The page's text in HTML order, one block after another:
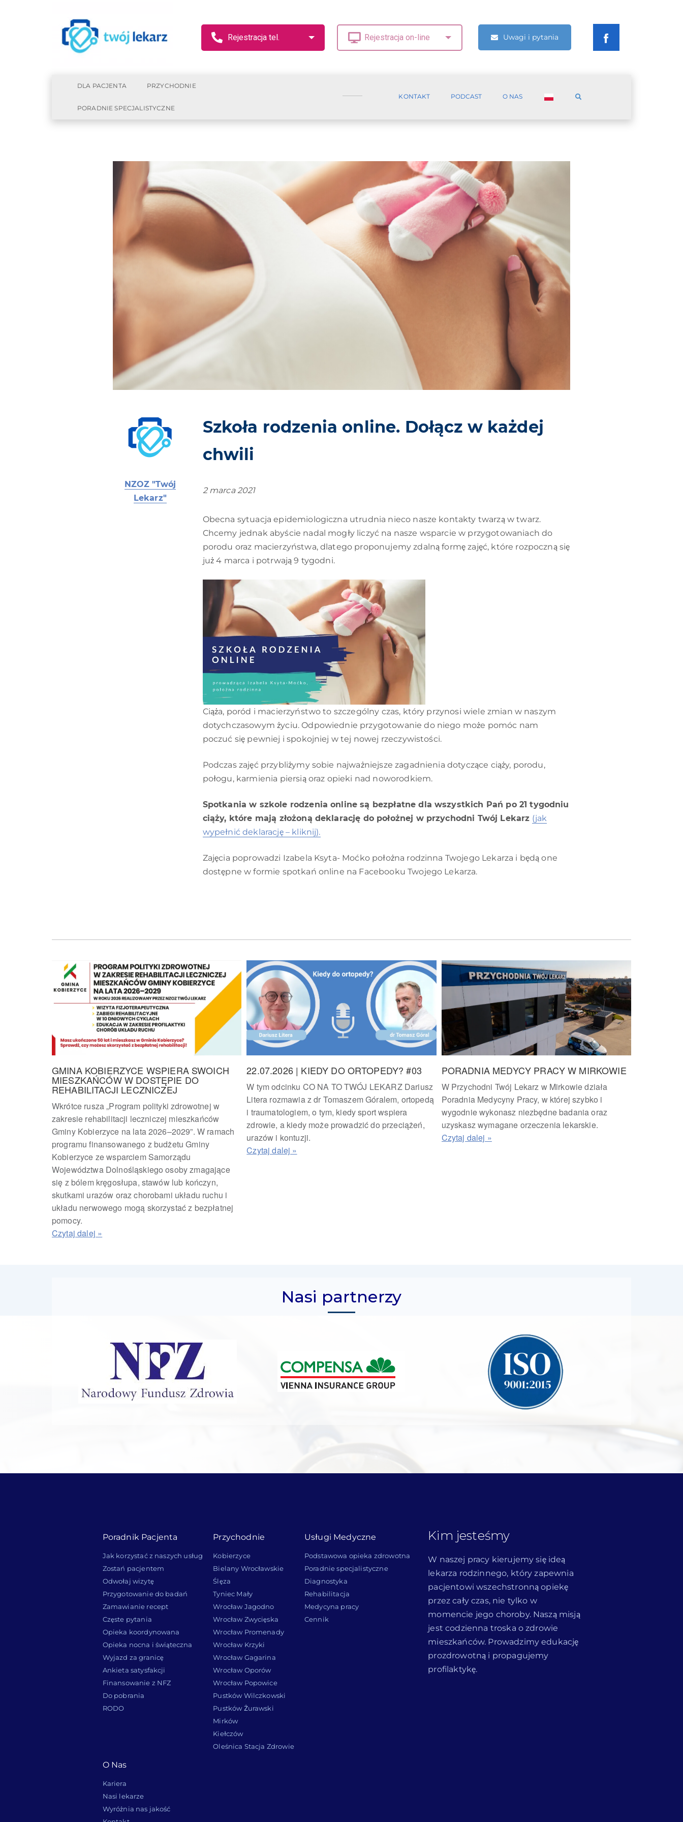
Uwagi i pytania
DLA PACJENTA PRZYCHODNIE
PORADNIE SPECJALISTYCZNE
KONTAKT PODCAST O NAS
NZOZ "Twój
Lekarz"
Szkoła rodzenia online. Dołącz w każdej
chwili
2 marca 2021
Obecna sytuacja epidemiologiczna utrudnia nieco nasze kontakty twarzą w twarz.
Chcemy jednak abyście nadal mogły liczyć na nasze wsparcie w przygotowaniach do
porodu oraz macierzyństwa, dlatego proponujemy zdalną formę zajęć, które rozpoczną się
już 4 marca i potrwają 9 tygodni.
Ciąża, poród i macierzyństwo to szczególny czas, który przynosi wiele zmian w naszym
dotychczasowym życiu. Odpowiednie przygotowanie do niego może pomóc nam
poczuć się pewniej i spokojniej w tej nowej rzeczywistości.
Podczas zajęć przybliżymy sobie najważniejsze zagadnienia dotyczące ciąży, porodu,
połogu, karmienia piersią oraz opieki nad noworodkiem.
Spotkania w szkole rodzenia online są bezpłatne dla wszystkich Pań po 21 tygodniu
ciąży, które mają złożoną deklarację do położnej w przychodni Twój Lekarz (jak
wypełnić deklarację – kliknij).
Zajęcia poprowadzi Izabela Ksyta- Moćko położna rodzinna Twojego Lekarza i będą one
dostępne w formie spotkań online na Facebooku Twojego Lekarza.
GMINA KOBIERZYCE WSPIERA SWOICH
MIESZKAŃCÓW W DOSTĘPIE DO
REHABILITACJI LECZNICZEJ
Wkrótce rusza „Program polityki zdrowotnej w
zakresie rehabilitacji leczniczej mieszkańców
Gminy Kobierzyce na lata 2026–2029”. W ramach
programu finansowanego z budżetu Gminy
Kobierzyce ze wsparciem Samorządu
Województwa Dolnośląskiego osoby zmagające
się z bólem kręgosłupa, stawów lub kończyn,
skutkami urazów oraz chorobami układu ruchu i
układu nerwowego mogą skorzystać z bezpłatnej
pomocy.
22.07.2026 | KIEDY DO ORTOPEDY? #03
W tym odcinku CO NA TO TWÓJ LEKARZ Dariusz
Litera rozmawia z dr Tomaszem Góralem, ortopedą
i traumatologiem, o tym, kiedy sport wspiera
zdrowie, a kiedy może prowadzić do przeciążeń,
urazów i kontuzji.
PORADNIA MEDYCY PRACY W MIRKOWIE
W Przychodni Twój Lekarz w Mirkowie działa
Poradnia Medycyny Pracy, w której szybko i
wygodnie wykonasz niezbędne badania oraz
uzyskasz wymagane orzeczenia lekarskie.
Nasi partnerzy
Poradnik Pacjenta
Jak korzystać z naszych usług
Zostań pacjentem
Odwołaj wizytę
Przygotowanie do badań
Zamawianie recept
Częste pytania
Opieka koordynowana
Opieka nocna i świąteczna
Wyjazd za granicę
Ankieta satysfakcji
Finansowanie z NFZ
Do pobrania
RODO
Przychodnie
Kobierzyce
Bielany Wrocławskie
Ślęza
Tyniec Mały
Wrocław Jagodno
Wrocław Zwycięska
Wrocław Promenady
Wrocław Krzyki
Wrocław Gagarina
Wrocław Oporów
Wrocław Popowice
Pustków Wilczkowski
Pustków Żurawski
Mirków
Kiełczów
Oleśnica Stacja Zdrowie
Usługi Medyczne
Podstawowa opieka zdrowotna
Poradnie specjalistyczne
Diagnostyka
Rehabilitacja
Medycyna pracy
Cennik
O Nas
Kariera
Nasi lekarze
Wyróżnia nas jakość
Kim jesteśmy
W naszej pracy kierujemy się ideą
lekarza rodzinnego, który zapewnia
pacjentowi wszechstronną opiekę
przez cały czas, nie tylko w
momencie jego choroby. Naszą misją
jest codzienna troska o zdrowie
mieszkańców. Prowadzimy edukację
prozdrowotną i propagujemy
profilaktykę.